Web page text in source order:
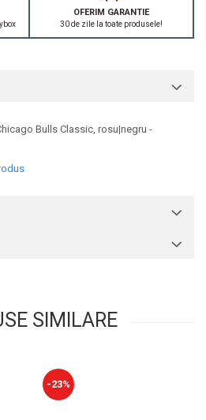
OFERIM GARANTIE
30 de zile la toate produsele!
Bulls Classic, rosu|negru -
SIMILARE
-23%